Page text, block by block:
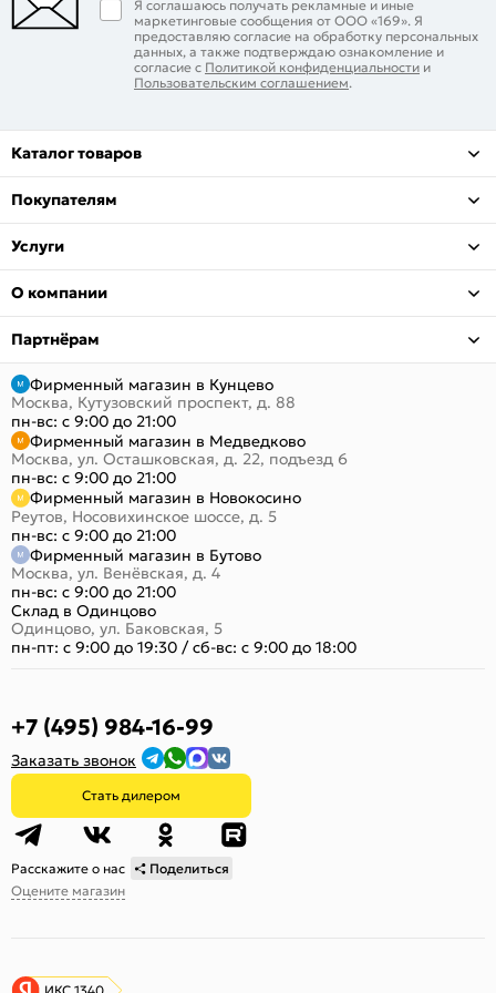
Я соглашаюсь получать рекламные и иные
маркетинговые сообщения от ООО «169». Я
предоставляю согласие на обработку персональных
данных, а также подтверждаю ознакомление и
согласие с Политикой конфиденциальности и
Пользовательским соглашением.
Каталог товаров
Покупателям
Услуги
О компании
Партнёрам
Фирменный магазин в Кунцево
Москва, Кутузовский проспект, д. 88
пн-вс: с 9:00 до 21:00
Фирменный магазин в Медведково
Москва, ул. Осташковская, д. 22, подъезд 6
пн-вс: с 9:00 до 21:00
Фирменный магазин в Новокосино
Реутов, Носовихинское шоссе, д. 5
пн-вс: с 9:00 до 21:00
Фирменный магазин в Бутово
Москва, ул. Венёвская, д. 4
пн-вс: с 9:00 до 21:00
Склад в Одинцово
Одинцово, ул. Баковская, 5
пн-пт: с 9:00 до 19:30 /сб-вс: с 9:00 до 18:00
+7 (495) 984-16-99
Заказать звонок
Стать дилером
Расскажите о нас
Поделиться
Оцените магазин